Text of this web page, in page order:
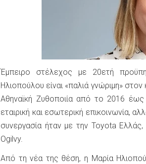
Έμπειρο στέλεχος με 20ετή
Ηλιοπούλου είναι «παλιά γνώριμη»
Αθηναϊκή Ζυθοποιία από το 2016
εταιρική και εσωτερική επικοινωνία,
συνεργασία ήταν με την Toyota
Ogilvy.
Από τη νέα της θέση, η Μαρία